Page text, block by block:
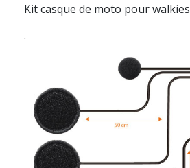
Kit casque de moto pour walkies
.